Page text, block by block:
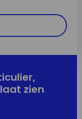
zien